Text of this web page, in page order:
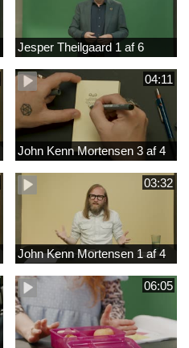
Jesper Theilgaard 1 af 6
04:11
John Kenn Mortensen 3 af 4
03:32
John Kenn Mortensen 1 af 4
06:05